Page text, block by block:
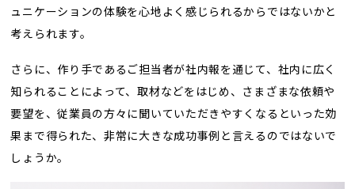
ュニケーションの体験を心地よく感じられるからではないかと
考えられます。
さらに、作り手であるご担当者が社内報を通じて、社内に広く
知られることによって、取材などをはじめ、さまざまな依頼や
要望を、従業員の方々に聞いていただきやすくなるといった効
果まで得られた、非常に大きな成功事例と言えるのではないで
しょうか。